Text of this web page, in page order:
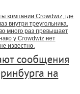
компании Crowdwiz, где
внутри треугольника.
много раз превышает
у Crowdwiz нет
известно.
сообщения
на